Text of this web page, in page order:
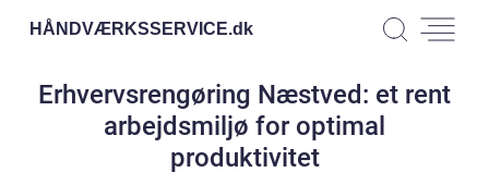
HÅNDVÆRKSSERVICE.dk
Erhvervsrengøring Næstved: et rent
arbejdsmiljø for optimal
produktivitet